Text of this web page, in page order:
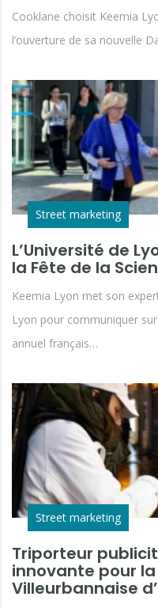
Cooklane choisit Keemia
l’ouverture de sa nouvelle
Street marketing
L’Université de
la Fête de la
Keemia Lyon met son
Lyon pour communiquer
annuel français…
Street marketing
Triporteur
innovante pour
Villeurbannaise